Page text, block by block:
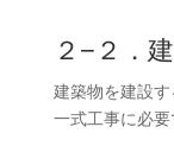
２−２．
建築物を建設
一式工事に必要